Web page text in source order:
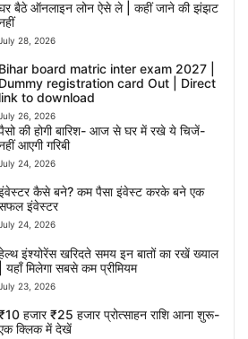
बैठे ऑनलाइन लोन ऐसे ले | कहीं जाने की झंझट
28, 2026
Bihar board matric inter exam 2027 |
Dummy registration card Out | Direct
link to download
26, 2026
की होगी बारिश- आज से घर में रखे ये चिजें-
आएगी गरिबी
24, 2026
कैसे बने? कम पैसा इंवेस्ट करके बने एक
इंवेस्टर
24, 2026
इंश्योरेंस खरिदते समय इन बातों का रखें ख्याल
| यहाँ मिलेगा सबसे कम प्रीमियम
23, 2026
हजार ₹25 हजार प्रोत्साहन राशि आना शुरू-
क्लिक में देखें